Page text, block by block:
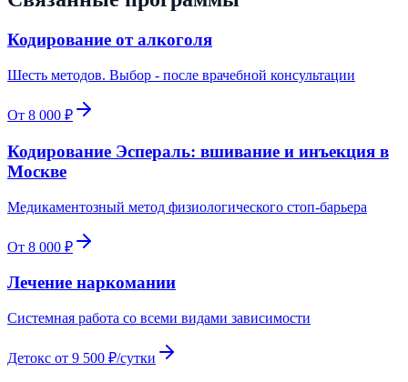
Кодирование от алкоголя
Шесть методов. Выбор - после врачебной консультации
От 8 000 ₽
Кодирование Эспераль: вшивание и инъекция в
Москве
Медикаментозный метод физиологического стоп-барьера
От 8 000 ₽
Лечение наркомании
Системная работа со всеми видами зависимости
Детокс от 9 500 ₽/сутки